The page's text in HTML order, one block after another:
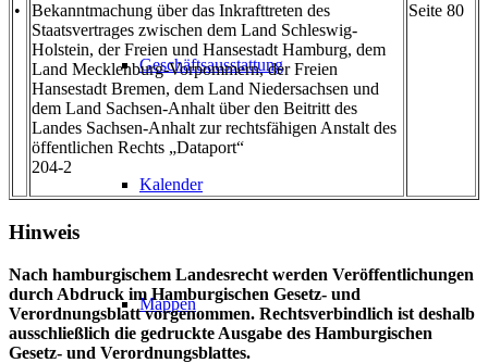
Geschäftsausstattung
Kalender
Mappen
•
Bekanntmachung über das Inkrafttreten des
Staatsvertrages zwischen dem Land Schleswig-
Holstein, der Freien und Hansestadt Hamburg, dem
Land Mecklenburg-Vorpommern, der Freien
Hansestadt Bremen, dem Land Niedersachsen und
dem Land Sachsen-Anhalt über den Beitritt des
Landes Sachsen-Anhalt zur rechtsfähigen Anstalt des
öffentlichen Rechts „Dataport“
204-2
Seite 80
Hinweis
Nach hamburgischem Landesrecht werden Veröffentlichungen
durch Abdruck im Hamburgischen Gesetz- und
Verordnungsblatt vorgenommen. Rechtsverbindlich ist deshalb
ausschließlich die gedruckte Ausgabe des Hamburgischen
Gesetz- und Verordnungsblattes.